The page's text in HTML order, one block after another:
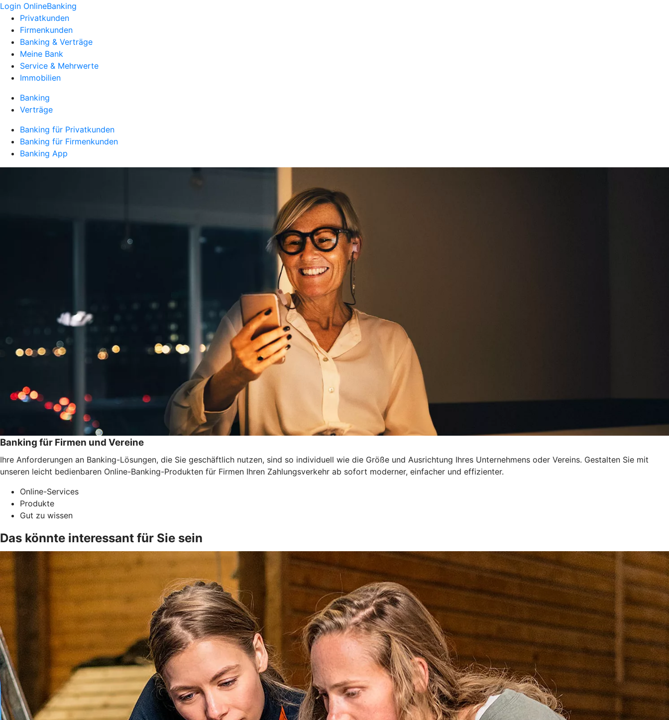
Login OnlineBanking
Privatkunden
Firmenkunden
Banking & Verträge
Meine Bank
Service & Mehrwerte
Immobilien
Banking
Verträge
Banking für Privatkunden
Banking für Firmenkunden
Banking App
Banking für Firmen und Vereine
Ihre Anforderungen an Banking-Lösungen, die Sie geschäftlich nutzen, sind so individuell wie die Größe und Ausrichtung Ihres Unternehmens oder Vereins. Gestalten Sie mit
unseren leicht bedienbaren Online-Banking-Produkten für Firmen Ihren Zahlungsverkehr ab sofort moderner, einfacher und effizienter.
Online-Services
Produkte
Gut zu wissen
Das könnte interessant für Sie sein